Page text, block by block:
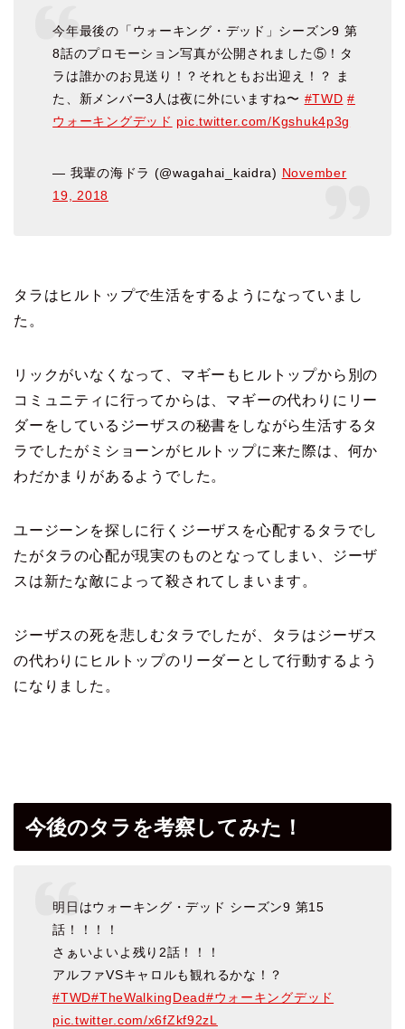
今年最後の「ウォーキング・デッド」シーズン9 第
8話のプロモーション写真が公開されました⑤！タ
ラは誰かのお見送り！？それともお出迎え！？ ま
た、新メンバー3人は夜に外にいますね〜 #TWD #
ウォーキングデッド pic.twitter.com/Kgshuk4p3g
— 我輩の海ドラ (@wagahai_kaidra) November
19, 2018
タラはヒルトップで生活をするようになっていまし
た。
リックがいなくなって、マギーもヒルトップから別の
コミュニティに行ってからは、マギーの代わりにリー
ダーをしているジーザスの秘書をしながら生活するタ
ラでしたが ミショーンがヒルトップに来た際は、何か
わだかまりがあるようでした。
ユージーンを探しに行くジーザスを心配するタラでし
たがタラの心配が現実のものとなってしまい、ジーザ
スは新たな敵によって殺されてしまいます。
ジーザスの死を悲しむタラでしたが、タラはジーザス
の代わりに ヒルトップのリーダーとして行動するよう
になりました。
今後のタラを考察してみた！
明日はウォーキング・デッド シーズン9 第15
話！！！！
さぁいよいよ残り2話！！！
アルファVSキャロルも観れるかな！？
#TWD#TheWalkingDead#ウォーキングデッド
pic.twitter.com/x6fZkf92zL